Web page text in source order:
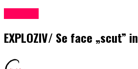
EXPLOZIV/ Se face